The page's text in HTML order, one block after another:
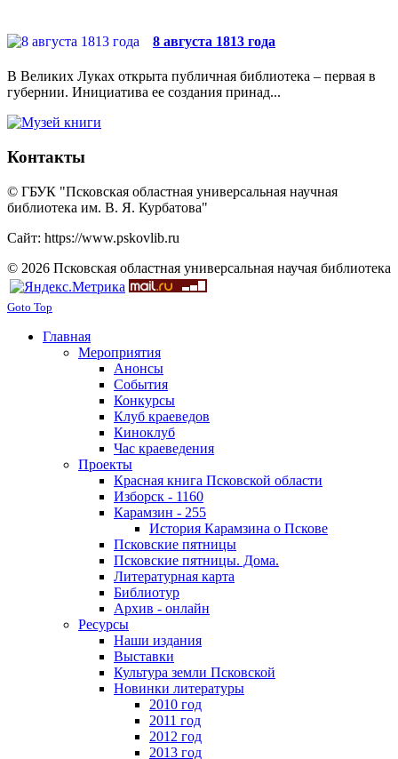
8 августа 1813 года
В Великих Луках открыта публичная библиотека – первая в
губернии. Инициатива ее создания принад...
Контакты
© ГБУК "Псковская областная универсальная научная
библиотека им. В. Я. Курбатова"
Сайт: https://www.pskovlib.ru
© 2026 Псковская областная универсальная научая библиотека
Goto Top
Главная
Мероприятия
Анонсы
События
Конкурсы
Клуб краеведов
Киноклуб
Час краеведения
Проекты
Красная книга Псковской области
Изборск - 1160
Карамзин - 255
История Карамзина о Пскове
Псковские пятницы
Псковские пятницы. Дома.
Литературная карта
Библиотур
Архив - онлайн
Ресурсы
Наши издания
Выставки
Культура земли Псковской
Новинки литературы
2010 год
2011 год
2012 год
2013 год